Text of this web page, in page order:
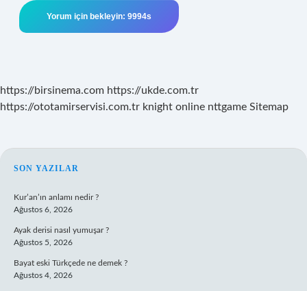
https://birsinema.com https://ukde.com.tr
https://ototamirservisi.com.tr knight online nttgame Sitemap
SIDEBAR
SON YAZILAR
Kur’an’ın anlamı nedir ?
Ağustos 6, 2026
Ayak derisi nasıl yumuşar ?
Ağustos 5, 2026
Bayat eski Türkçede ne demek ?
Ağustos 4, 2026